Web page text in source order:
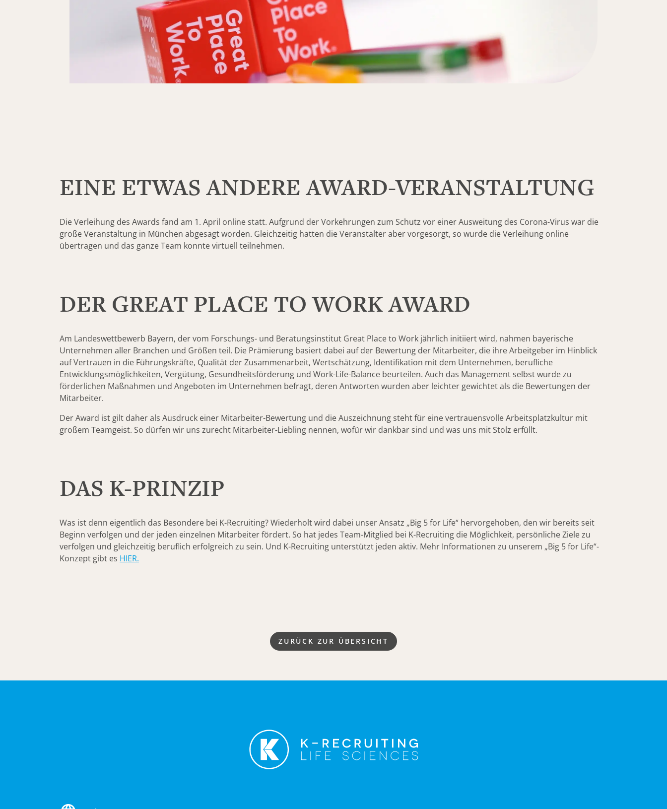
EINE ETWAS ANDERE AWARD-VERANSTALTUNG
Die Verleihung des Awards fand am 1. April online statt. Aufgrund der Vorkehrungen zum Schutz vor einer Ausweitung des Corona-Virus war die
große Veranstaltung in München abgesagt worden. Gleichzeitig hatten die Veranstalter aber vorgesorgt, so wurde die Verleihung online
übertragen und das ganze Team konnte virtuell teilnehmen.
DER GREAT PLACE TO WORK AWARD
Am Landeswettbewerb Bayern, der vom Forschungs- und Beratungsinstitut Great Place to Work jährlich initiiert wird, nahmen bayerische
Unternehmen aller Branchen und Größen teil. Die Prämierung basiert dabei auf der Bewertung der Mitarbeiter, die ihre Arbeitgeber im Hinblick
auf Vertrauen in die Führungskräfte, Qualität der Zusammenarbeit, Wertschätzung, Identifikation mit dem Unternehmen, berufliche
Entwicklungsmöglichkeiten, Vergütung, Gesundheitsförderung und Work-Life-Balance beurteilen. Auch das Management selbst wurde zu
förderlichen Maßnahmen und Angeboten im Unternehmen befragt, deren Antworten wurden aber leichter gewichtet als die Bewertungen der
Mitarbeiter.
Der Award ist gilt daher als Ausdruck einer Mitarbeiter-Bewertung und die Auszeichnung steht für eine vertrauensvolle Arbeitsplatzkultur mit
großem Teamgeist. So dürfen wir uns zurecht Mitarbeiter-Liebling nennen, wofür wir dankbar sind und was uns mit Stolz erfüllt.
DAS K-PRINZIP
Was ist denn eigentlich das Besondere bei K-Recruiting? Wiederholt wird dabei unser Ansatz „Big 5 for Life“ hervorgehoben, den wir bereits seit
Beginn verfolgen und der jeden einzelnen Mitarbeiter fördert. So hat jedes Team-Mitglied bei K-Recruiting die Möglichkeit, persönliche Ziele zu
verfolgen und gleichzeitig beruflich erfolgreich zu sein. Und K-Recruiting unterstützt jeden aktiv. Mehr Informationen zu unserem „Big 5 for Life“-
Konzept gibt es HIER.
ZURÜCK ZUR ÜBERSICHT